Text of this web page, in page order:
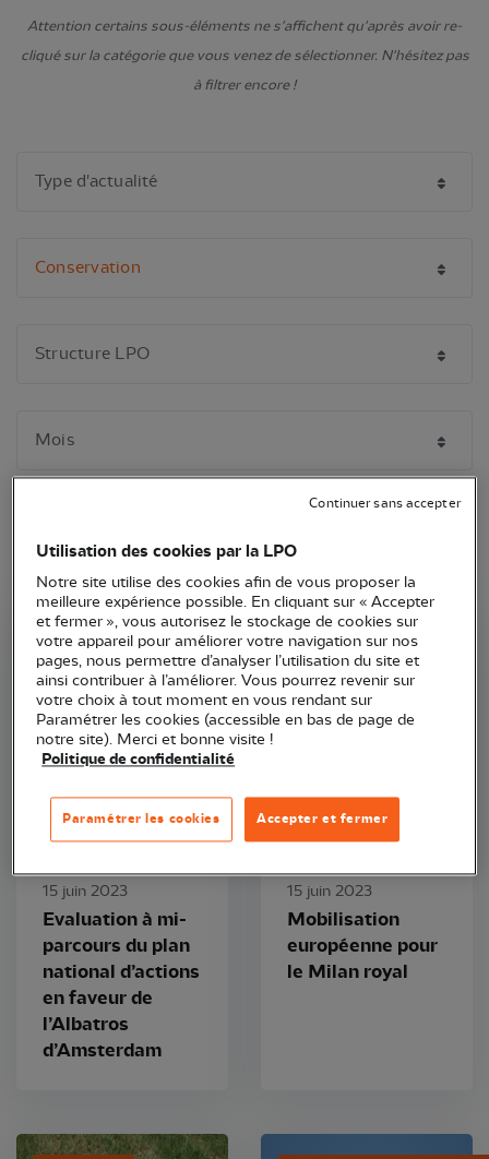
Attention certains sous-éléments ne s'affichent qu'après avoir re-
cliqué sur la catégorie que vous venez de sélectionner. N'hésitez pas
à filtrer encore !
LPO France
Article
15 juin 2023
Evaluation à mi-
parcours du plan
national d’actions
en faveur de
l’Albatros
d’Amsterdam
LPO France
Communiqué de presse
15 juin 2023
Mobilisation
européenne pour
le Milan royal
Utilisation des cookies par la LPO
Notre site utilise des cookies afin de vous proposer la
meilleure expérience possible. En cliquant sur « Accepter
et fermer », vous autorisez le stockage de cookies sur
votre appareil pour améliorer votre navigation sur nos
pages, nous permettre d’analyser l’utilisation du site et
ainsi contribuer à l’améliorer. Vous pourrez revenir sur
votre choix à tout moment en vous rendant sur
Paramétrer les cookies (accessible en bas de page de
notre site). Merci et bonne visite !
Politique de confidentialité
Accepter et fermer
Paramétrer les cookies
Continuer sans accepter